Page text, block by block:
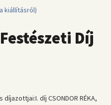
kiállításról)
Díj
díj CSONDOR RÉKA,